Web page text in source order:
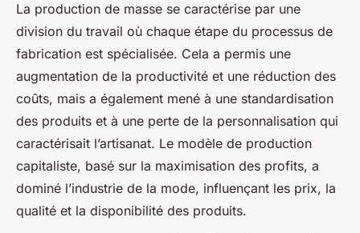
La production de masse se caractérise par une
division du travail où chaque étape du processus de
fabrication est spécialisée. Cela a permis une
augmentation de la productivité et une réduction des
coûts, mais a également mené à une standardisation
des produits et à une perte de la personnalisation qui
caractérisait l’artisanat. Le modèle de production
capitaliste, basé sur la maximisation des profits, a
dominé l’industrie de la mode, influençant les prix, la
qualité et la disponibilité des produits.